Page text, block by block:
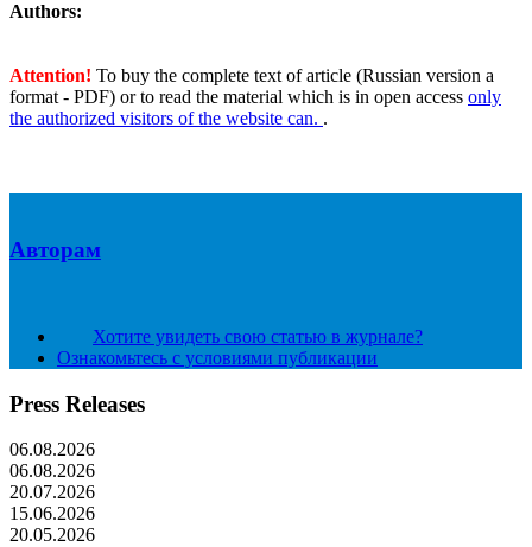
Authors:
Attention! To buy the complete text of article (Russian version a
format - PDF) or to read the material which is in open access only
the authorized visitors of the website can. .
Авторам
Хотите увидеть свою статью в журнале?
Ознакомьтесь с условиями публикации
Press Releases
06.08.2026
06.08.2026
20.07.2026
15.06.2026
20.05.2026